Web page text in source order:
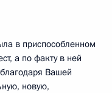
в приспособленном
а по факту в ней
Вашей
новую,